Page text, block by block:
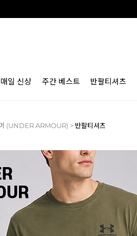
매일 신상 주간 베스트 반팔티셔츠
(UNDER ARMOUR) > 반팔티셔츠